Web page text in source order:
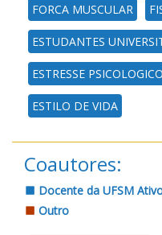
FORCA MUSCULAR
ESTUDANTES
ESTRESSE PSICOLOGICO
ESTILO DE VIDA
Coautores:
Docente da UFSM
Outro